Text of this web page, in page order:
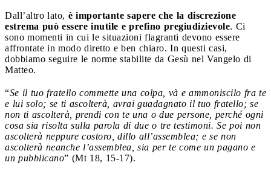
Dall’altro lato, è importante sapere che la discrezione
estrema può essere inutile e prefino pregiudizievole. Ci
sono momenti in cui le situazioni flagranti devono essere
affrontate in modo diretto e ben chiaro. In questi casi,
dobbiamo seguire le norme stabilite da Gesù nel Vangelo di
Matteo.
“Se il tuo fratello commette una colpa, và e ammoniscilo fra te
e lui solo; se ti ascolterà, avrai guadagnato il tuo fratello; se
non ti ascolterà, prendi con te una o due persone, perché ogni
cosa sia risolta sulla parola di due o tre testimoni. Se poi non
ascolterà neppure costoro, dillo all’assemblea; e se non
ascolterà neanche l’assemblea, sia per te come un pagano e
un pubblicano” (Mt 18, 15-17).